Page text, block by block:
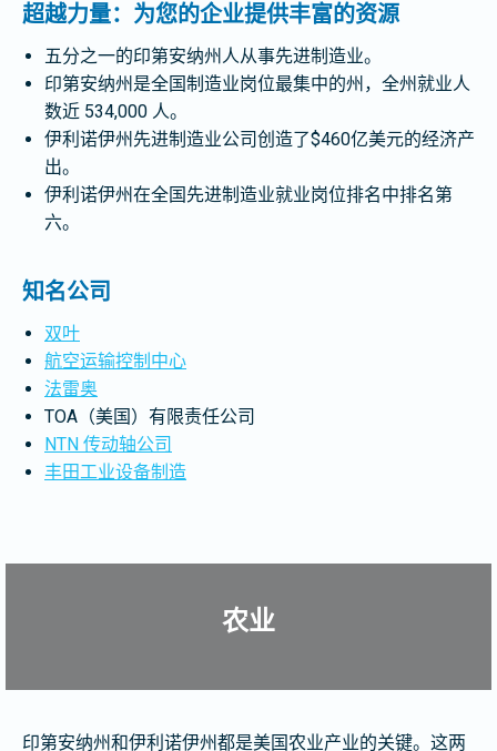
超越力量：为您的企业提供丰富的资源
五分之一的印第安纳州人从事先进制造业。
印第安纳州是全国制造业岗位最集中的州，全州就业人
数近 534,000 人。
伊利诺伊州先进制造业公司创造了$460亿美元的经济产
出。
伊利诺伊州在全国先进制造业就业岗位排名中排名第
六。
知名公司
双叶
航空运输控制中心
法雷奥
TOA（美国）有限责任公司
NTN 传动轴公司
丰田工业设备制造
农业
印第安纳州和伊利诺伊州都是美国农业产业的关键。这两